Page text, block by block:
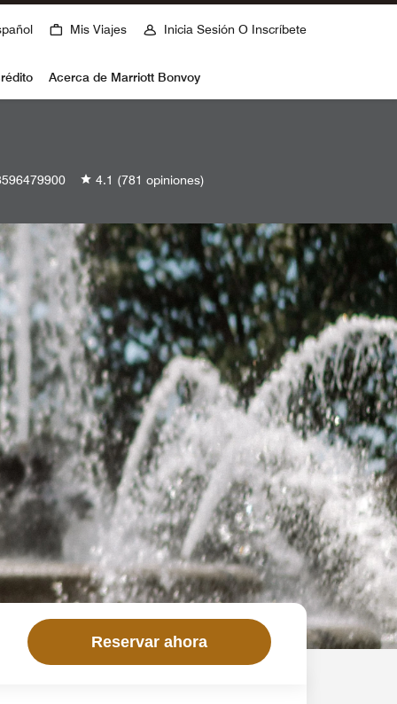
Mis Viajes Inicia Sesión O Inscríbete
Acerca de Marriott Bonvoy
4.1 (781 opiniones)
Reservar ahora